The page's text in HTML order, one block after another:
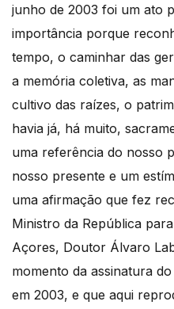
junho de 2003 foi um ato
importância porque
tempo, o caminhar das
a memória coletiva, as
cultivo das raízes, o
havia já, há muito,
uma referência do nosso
nosso presente e um
uma afirmação que fez
Ministro da República
Açores, Doutor Álvaro
momento da assinatura
em 2003, e que aqui